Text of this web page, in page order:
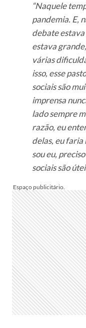
“Naquele
pandemia. E,
debate
estava
várias
isso, esse
sociais são
imprensa
lado sempre
razão, eu
delas, eu faria
sou eu,
sociais são